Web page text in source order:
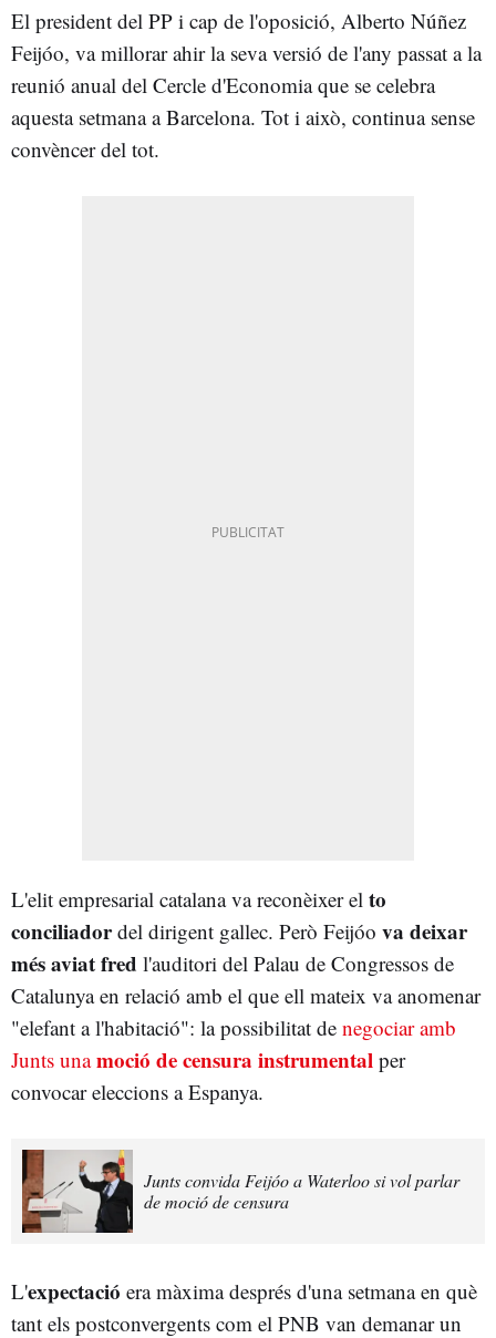
El president del PP i cap de l'oposició, Alberto Núñez
Feijóo, va millorar ahir la seva versió de l'any passat a la
reunió anual del Cercle d'Economia que se celebra
aquesta setmana a Barcelona. Tot i això, continua sense
convèncer del tot.
L'elit empresarial catalana va reconèixer el to
conciliadordel dirigent gallec. Però Feijóo va deixar
més aviat fred l'auditori del Palau de Congressos de
Catalunya en relació amb el que ell mateix va anomenar
"elefant a l'habitació": la possibilitat de negociar amb
Junts unamoció de censura instrumental per
convocar eleccions a Espanya.
Junts convida Feijóo a Waterloo si vol parlar
de moció de censura
L'expectació era màxima després d'una setmana en què
tant els postconvergents com el PNB van demanar un